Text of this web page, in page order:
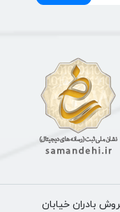
بادران خيابان